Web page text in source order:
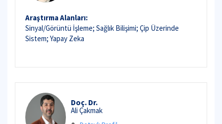
Araştırma Alanları:
Sinyal/Görüntü İşleme; Sağlık Bilişimi; Çip Üzerinde
Sistem; Yapay Zeka
Doç. Dr.
Ali Çakmak